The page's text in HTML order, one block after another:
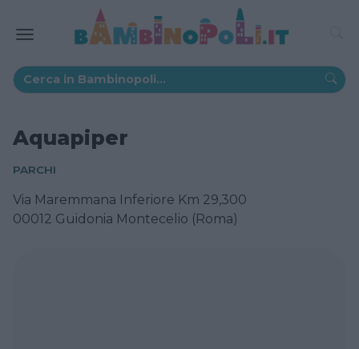
Aquapiper
PARCHI
Via Maremmana Inferiore Km 29,300
00012 Guidonia Montecelio (Roma)